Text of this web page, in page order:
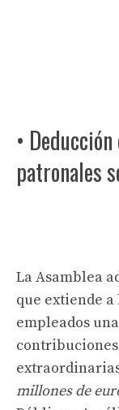
•
patronales
La Asamblea
que extiende a
empleados
millones de